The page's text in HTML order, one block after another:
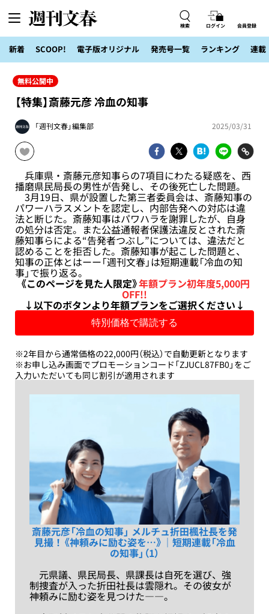
検索 ログイン 会員登録
新着 SCOOP! 電子版オリジナル 発売号一覧 ランキング 連載
無料公開中
【特集】斎藤元彦 冷血の知事
「週刊文春」編集部 2025/03/31
兵庫県・斎藤元彦知事らの7項目にわたる疑惑を、西
播磨県民局長の男性が告発し、その後死亡した問題。
3月19日、県が設置した第三者委員会は、斎藤知事の
パワーハラスメントを認定し、内部告発への対応は違
法と断じた。斎藤知事はパワハラを謝罪したが、自身
の処分は否定。また公益通報者保護法違反とされた斎
藤知事らによる“告発者つぶし”については、違法だと
認めることを拒否した。斎藤知事が起こした問題と、
知事の正体とはーー「週刊文春」は短期連載「冷血の知
事」で振り返る。
《このページを見た人限定》年額プラン初年度5,000円
OFF!!
↓以下のボタンより年額プランをご選択ください↓
※2年目から通常価格の22,000円（税込）で自動更新となります
※お申し込み画面でプロモーションコード「ZJUCL87FB0」をご
入力いただいても同じ割引が適用されます
斎藤元彦「冷血の知事」 メルチュ折田楓社長を発
見撮！《神頼みに励む姿を…》｜短期連載「冷血
の知事」（1）
元県議、県民局長、県課長は自死を選び、強
制捜査が入った折田社長は雲隠れ。その彼女が
神頼みに励む姿を見つけた――。